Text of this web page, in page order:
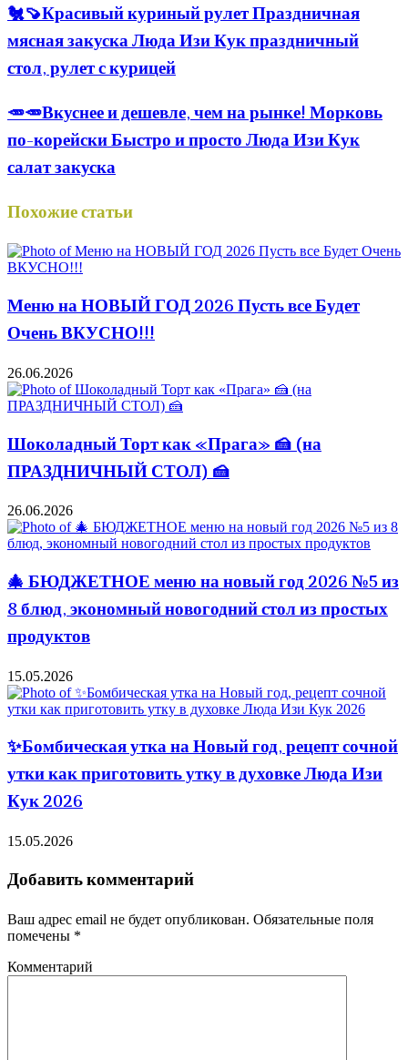
🐔🍠Красивый куриный рулет Праздничная
мясная закуска Люда Изи Кук праздничный
стол, рулет с курицей
🥕🥕Вкуснее и дешевле, чем на рынке! Морковь
по-корейски Быстро и просто Люда Изи Кук
салат закуска
Похожие статьи
Меню на НОВЫЙ ГОД 2026 Пусть все Будет
Очень ВКУСНО!!!
26.06.2026
Шоколадный Торт как «Прага» 🍰 (на
ПРАЗДНИЧНЫЙ СТОЛ) 🍰
26.06.2026
🎄 БЮДЖЕТНОЕ меню на новый год 2026 №5 из
8 блюд, экономный новогодний стол из простых
продуктов
15.05.2026
✨Бомбическая утка на Новый год, рецепт сочной
утки как приготовить утку в духовке Люда Изи
Кук 2026
15.05.2026
Добавить комментарий
Ваш адрес email не будет опубликован. Обязательные поля
помечены *
Комментарий